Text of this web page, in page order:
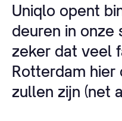
Uniqlo opent
deuren in
zeker dat veel
Rotterdam
zullen zijn (net